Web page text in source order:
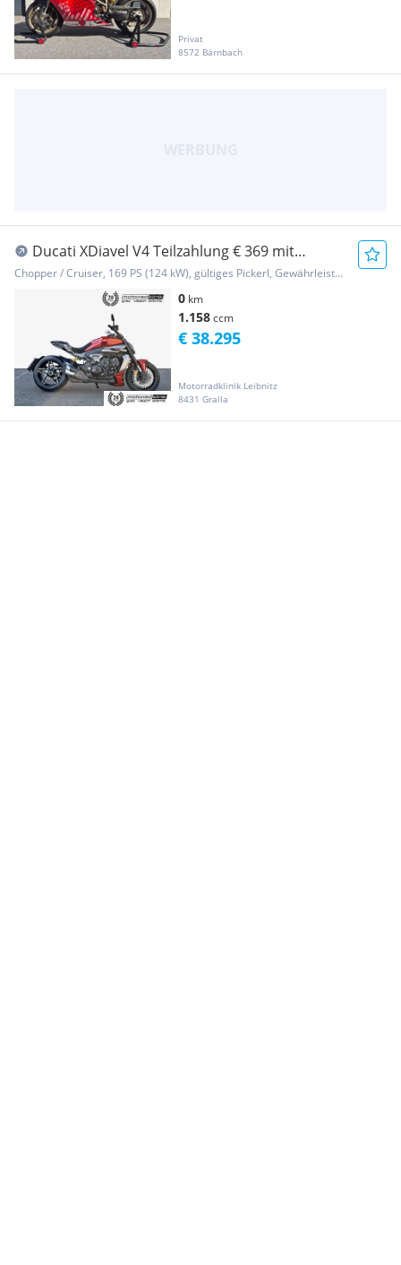
Privat
8572 Bärnbach
Ducati XDiavel V4 Teilzahlung € 369 mit
Garantie
Chopper / Cruiser, 169 PS (124 kW), gültiges Pickerl, Gewährleistung
0 km
1.158ccm
Motorradklinik Leibnitz
8431 Gralla
€ 38.295